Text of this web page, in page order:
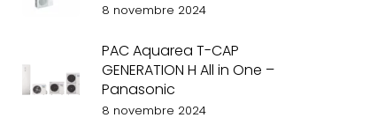
8 novembre 2024
PAC Aquarea T-CAP
GENERATION H All in One –
Panasonic
8 novembre 2024